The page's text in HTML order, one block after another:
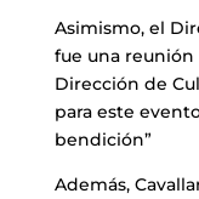
Asimismo, el
fue una reunión
Dirección de
para este
bendición”
Además,